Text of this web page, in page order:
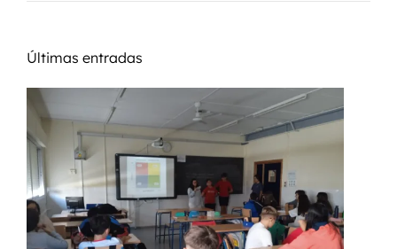
Últimas entradas